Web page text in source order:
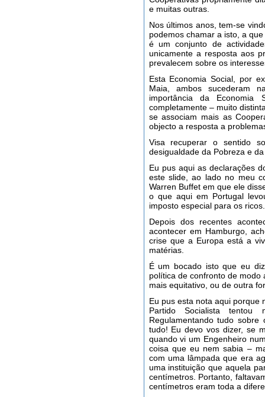
e muitas outras.
Nos últimos anos, tem-se
podemos chamar a isto, a
é um conjunto de
unicamente a resposta aos
prevalecem sobre os
Esta Economia Social, por
Maia, ambos sucederam
importância da
completamente – muito
se associam mais as
objecto a resposta a
Visa recuperar o sentido
desigualdade da Pobreza e
Eu pus aqui as declarações
este slide, ao lado no meu
Warren Buffet em que ele
o que aqui em Portugal
imposto especial para os ricos.
Depois dos recentes
acontecer em Hamburgo,
crise que a Europa está a
matérias.
É um bocado isto que eu
política de confronto de
mais equitativo, ou de outra
Eu pus esta nota aqui porque
Partido Socialista
Regulamentando tudo
tudo! Eu devo vos dizer, se
quando vi um Engenheiro
coisa que eu nem sabia –
com uma lâmpada que era
uma instituição que aquela
centímetros. Portanto,
centímetros eram toda a